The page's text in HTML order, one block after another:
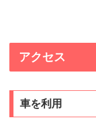
アクセス
車を利用